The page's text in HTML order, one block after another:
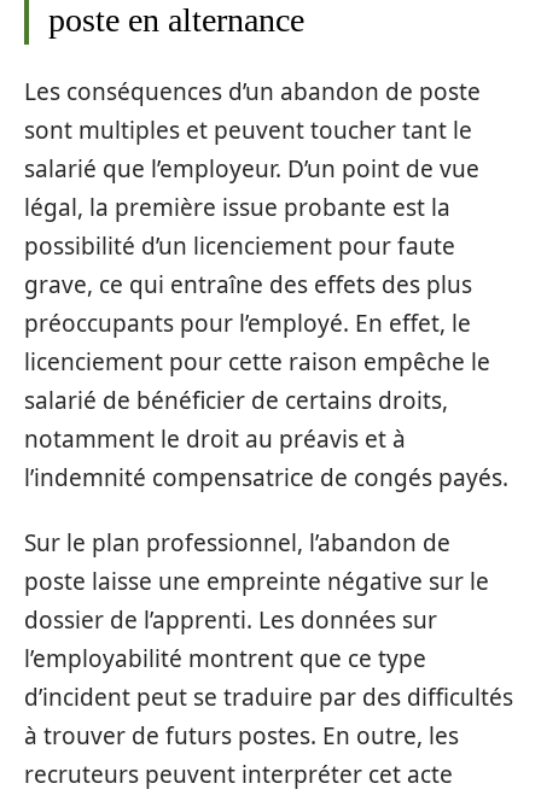
poste en alternance
Les conséquences d’un abandon de poste
sont multiples et peuvent toucher tant le
salarié que l’employeur. D’un point de vue
légal, la première issue probante est la
possibilité d’un licenciement pour faute
grave, ce qui entraîne des effets des plus
préoccupants pour l’employé. En effet, le
licenciement pour cette raison empêche le
salarié de bénéficier de certains droits,
notamment le droit au préavis et à
l’indemnité compensatrice de congés payés.
Sur le plan professionnel, l’abandon de
poste laisse une empreinte négative sur le
dossier de l’apprenti. Les données sur
l’employabilité montrent que ce type
d’incident peut se traduire par des difficultés
à trouver de futurs postes. En outre, les
recruteurs peuvent interpréter cet acte